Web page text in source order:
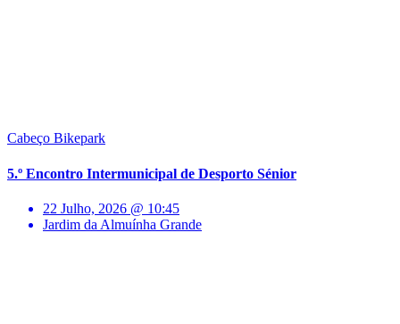
Cabeço Bikepark
5.º Encontro Intermunicipal de Desporto Sénior
22 Julho, 2026 @ 10:45
Jardim da Almuínha Grande